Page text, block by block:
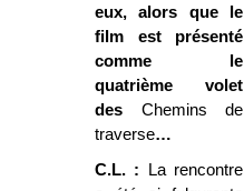
eux, alors que le
film est présenté
comme le
quatrième volet
des Chemins de
traverse…
C.L. : La rencontre